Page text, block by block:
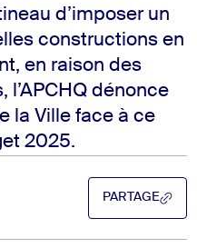
d’imposer un
constructions en
en raison des
l’APCHQ dénonce
la Ville face à ce
2025.
PARTAGE
PARTAGE